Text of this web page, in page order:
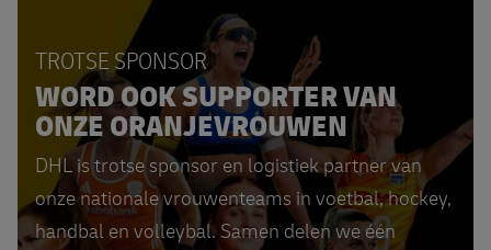
TROTSE SPONSOR
WORD OOK SUPPORTER VAN
ONZE ORANJEVROUWEN
DHL is trotse sponsor en logistiek partner van
onze nationale vrouwenteams in voetbal, hockey,
handbal en volleybal. Samen delen we één